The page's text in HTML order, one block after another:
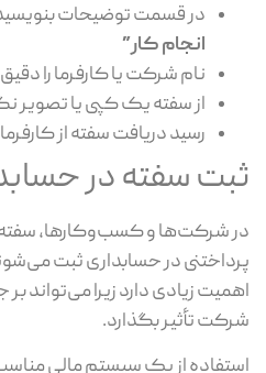
در قسمت توضیحات بنویسید:
انجام کار”
نام شرکت یا کارفرما را دقیق
از سفته یک کپی یا تصویر نگه
رسید دریافت سفته از کارفرما
سفته در
شرکت‌ها و کسب‌وکارها، سفته‌ها به
در حسابداری ثبت می‌شوند.
زیادی دارد زیرا می‌تواند بر
تأثیر بگذارد.
از یک سیستم مالی مناسب